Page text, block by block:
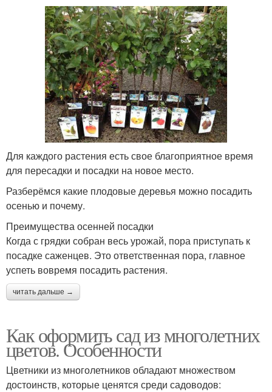
Для каждого растения есть свое благоприятное время
для пересадки и посадки на новое место.
Разберёмся какие плодовые деревья можно посадить
осенью и почему.
Преимущества осенней посадки
Когда с грядки собран весь урожай, пора приступать к
посадке саженцев. Это ответственная пора, главное
успеть вовремя посадить растения.
читать дальше →
Как оформить сад из многолетних
цветов. Особенности
Цветники из многолетников обладают множеством
достоинств, которые ценятся среди садоводов: